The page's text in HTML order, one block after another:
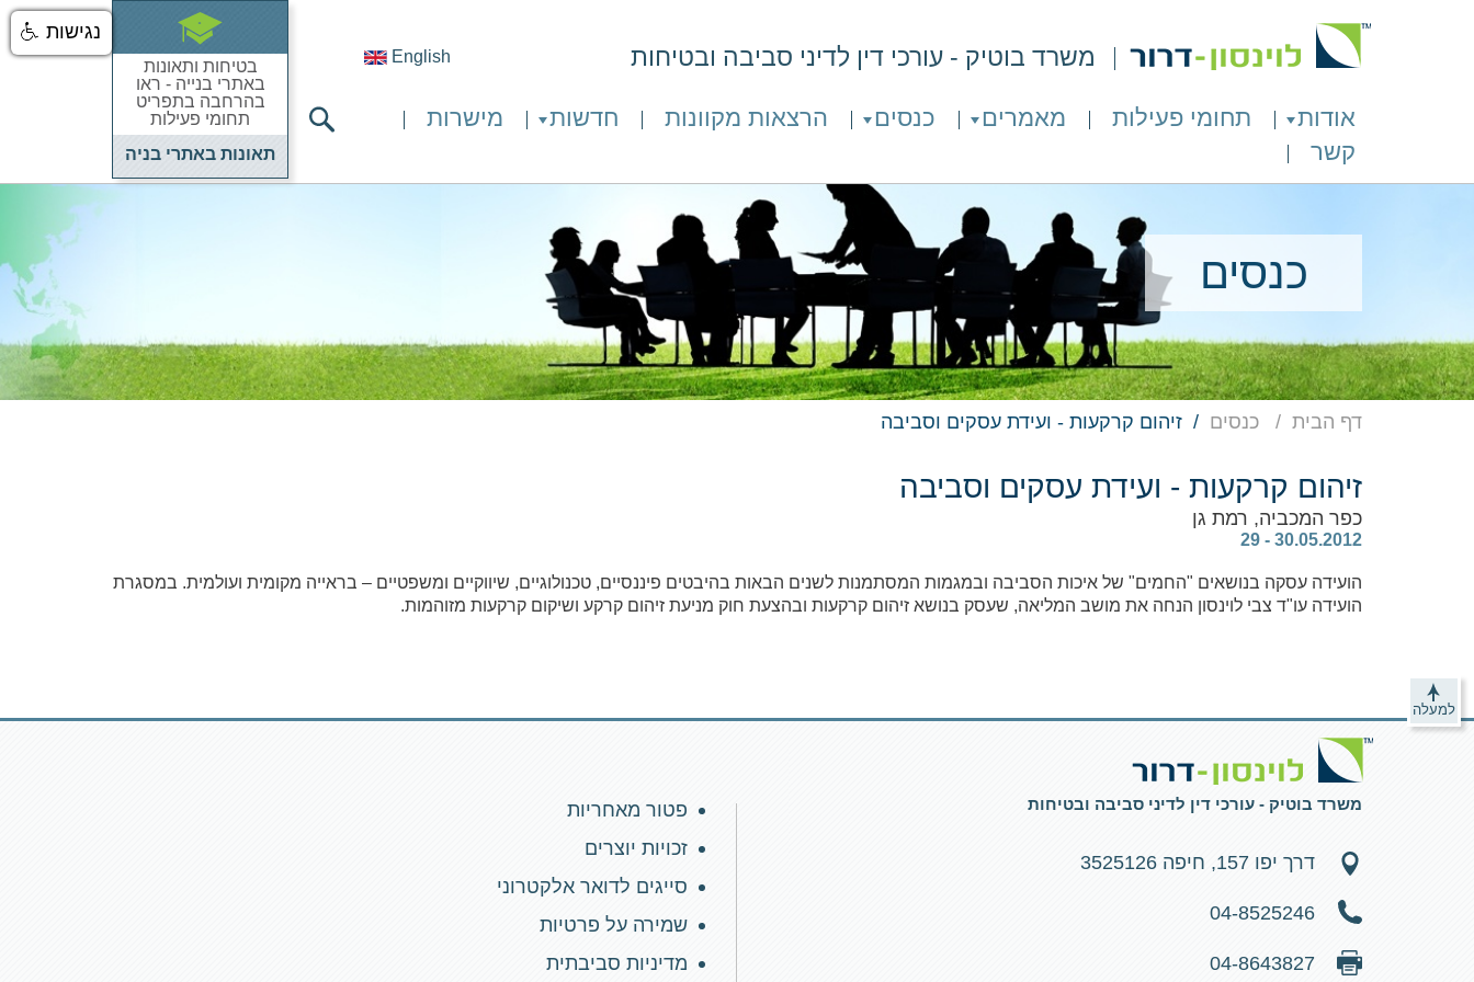
English משרד בוטיק - עורכי דין לדיני סביבה ובטיחות
אודות תחומי פעילות מאמרים כנסים הרצאות מקוונות חדשות
מישרות
קשר
בטיחות ותאונות
באתרי בנייה - ראו
בהרחבה בתפריט
תחומי פעילות
תאונות באתרי בניה
כנסים
דף הבית כנסים זיהום קרקעות - ועידת עסקים וסביבה
זיהום קרקעות - ועידת עסקים וסביבה
כפר המכביה, רמת גן
‎ 29 - 30.05.2012
הועידה עסקה בנושאים "החמים" של איכות הסביבה ובמגמות המסתמנות לשנים הבאות בהיבטים פיננסיים, טכנולוגיים, שיווקיים ומשפטיים – בראייה מקומית ועולמית. במסגרת
הועידה עו"ד צבי לוינסון הנחה את מושב המליאה, שעסק בנושא זיהום קרקעות ובהצעת חוק מניעת זיהום קרקע ושיקום קרקעות מזוהמות.
למעלה
משרד בוטיק - עורכי דין לדיני סביבה ובטיחות
דרך יפו 157, חיפה 3525126
04-8525246
04-8643827
פטור מאחריות
זכויות יוצרים
סייגים לדואר אלקטרוני
שמירה על פרטיות
מדיניות סביבתית
נגישות